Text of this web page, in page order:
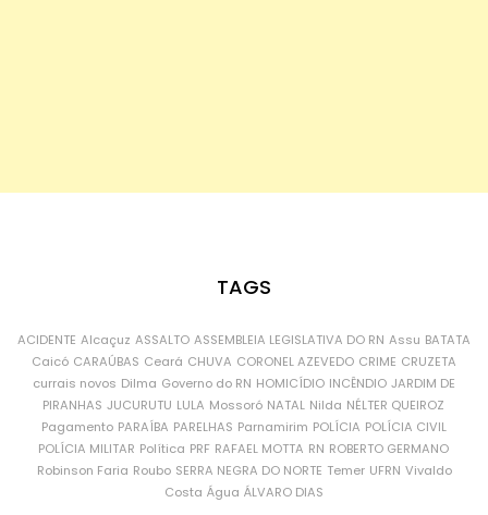
TAGS
ACIDENTE Alcaçuz ASSALTO ASSEMBLEIA LEGISLATIVA DO RN Assu BATATA
Caicó CARAÚBAS Ceará CHUVA CORONEL AZEVEDO CRIME CRUZETA
currais novos Dilma Governo do RN HOMICÍDIO INCÊNDIO JARDIM DE
PIRANHAS JUCURUTU LULA Mossoró NATAL Nilda NÉLTER QUEIROZ
Pagamento PARAÍBA PARELHAS Parnamirim POLÍCIA POLÍCIA CIVIL
POLÍCIA MILITAR Política PRF RAFAEL MOTTA RN ROBERTO GERMANO
Robinson Faria Roubo SERRA NEGRA DO NORTE Temer UFRN Vivaldo
Costa Água ÁLVARO DIAS